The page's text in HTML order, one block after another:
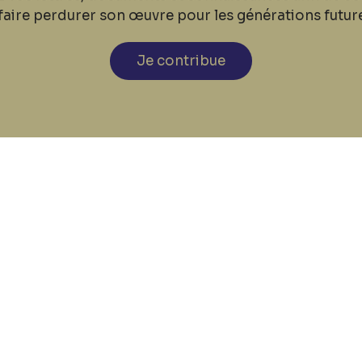
perdurer son œuvre pour les générations
Je contribue